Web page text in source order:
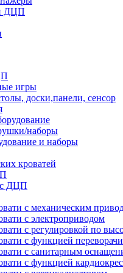
ДЦП
игры
доски,панели, сенсор
наборы
и наборы
кроватей
с ДЦП
с механическим
с электроприводом
с регулировкой по
с функцией
с санитарным
с функцией